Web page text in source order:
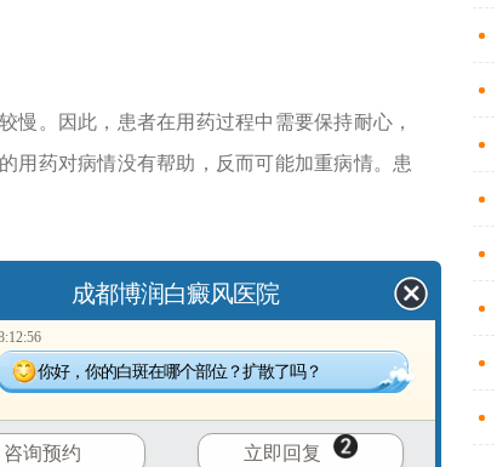
。因此，患者在用药过程中需要保持耐心，
用药对病情没有帮助，反而可能加重病情。患
再进行针对性的治疗。只有选择合适自己的
成都博润白癜风医院
你好，你的白斑在哪个部位？扩散了吗？
咨询预约 立即回复